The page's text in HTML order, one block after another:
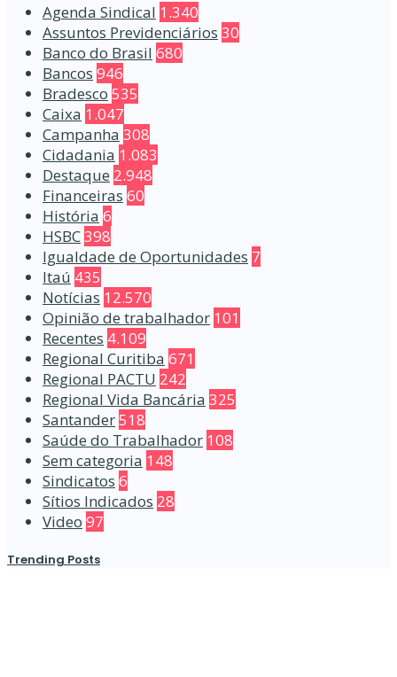
Agenda Sindical 1.340
Assuntos Previdenciários 30
Banco do Brasil 680
Bancos 946
Bradesco 535
Caixa 1.047
Campanha 308
Cidadania 1.083
Destaque 2.948
Financeiras 60
História 6
HSBC398
Igualdade de Oportunidades 7
Itaú 435
Notícias 12.570
Opinião de trabalhador 101
Recentes 4.109
Regional Curitiba 671
Regional PACTU 242
Regional Vida Bancária 325
Santander518
Saúde do Trabalhador 108
Sem categoria 148
Sindicatos 6
Sítios Indicados 28
Video 97
Trending Posts